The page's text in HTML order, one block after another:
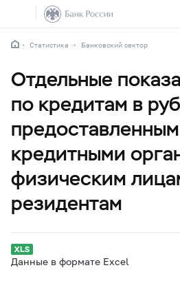
Статистика Банковский сектор
Отдельные
по кредитам в
предоставленным
кредитными
физическим
резидентам
Данные в формате Excel